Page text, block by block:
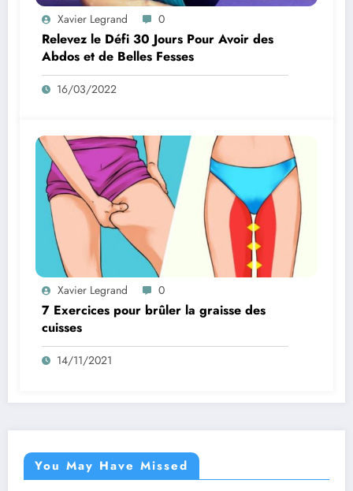
Xavier Legrand 0
Relevez le Défi 30 Jours Pour Avoir des
Abdos et de Belles Fesses
16/03/2022
Xavier Legrand 0
7 Exercices pour brûler la graisse des
cuisses
14/11/2021
You May Have Missed